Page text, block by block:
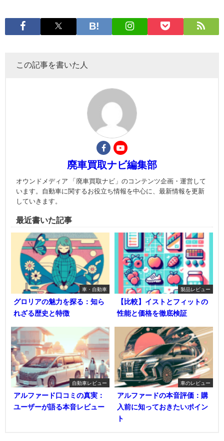
この記事を書いた人
廃車買取ナビ編集部
オウンドメディア 「廃車買取ナビ」のコンテンツ企画・運営して
います。自動車に関するお役立ち情報を中心に、最新情報を更新
していきます。
最近書いた記事
車・自動車
グロリアの魅力を探る：知ら
れざる歴史と特徴
製品レビュー
【比較】イストとフィットの
性能と価格を徹底検証
自動車レビュー
アルファード口コミの真実：
ユーザーが語る本音レビュー
車のレビュー
アルファードの本音評価：購
入前に知っておきたいポイン
ト